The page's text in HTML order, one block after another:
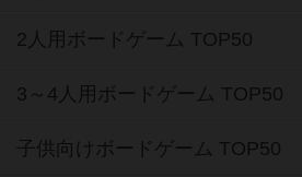
2人用ボードゲーム TOP50
3～4人用ボードゲーム TOP50
子供向けボードゲーム TOP50